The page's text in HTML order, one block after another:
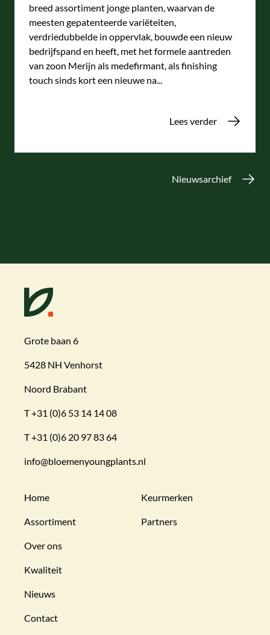
breed assortiment jonge planten, waarvan de
meesten gepatenteerde variëteiten,
verdriedubbelde in oppervlak, bouwde een nieuw
bedrijfspand en heeft, met het formele aantreden
van zoon Merijn als medefirmant, als finishing
touch sinds kort een nieuwe na...
Lees verder
Nieuwsarchief
Grote baan 6
5428 NH Venhorst
Noord Brabant
T+31 (0)6 53 14 14 08
T+31 (0)6 20 97 83 64
info@bloemenyoungplants.nl
Home
Assortiment
Over ons
Kwaliteit
Nieuws
Contact
Keurmerken
Partners